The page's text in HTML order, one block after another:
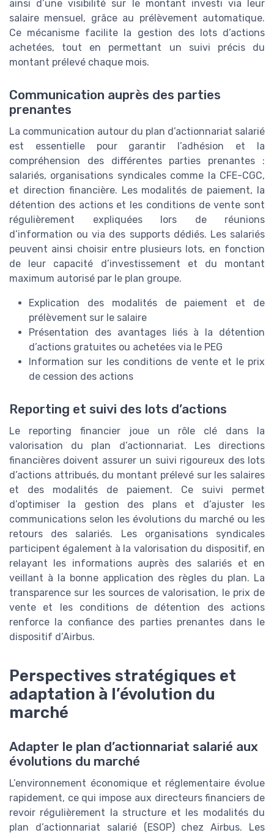
ainsi d’une visibilité sur le montant investi via leur
salaire mensuel, grâce au prélèvement automatique.
Ce mécanisme facilite la gestion des lots d’actions
achetées, tout en permettant un suivi précis du
montant prélevé chaque mois.
Communication auprès des parties
prenantes
La communication autour du plan d’actionnariat salarié
est essentielle pour garantir l’adhésion et la
compréhension des différentes parties prenantes :
salariés, organisations syndicales comme la CFE-CGC,
et direction financière. Les modalités de paiement, la
détention des actions et les conditions de vente sont
régulièrement expliquées lors de réunions
d’information ou via des supports dédiés. Les salariés
peuvent ainsi choisir entre plusieurs lots, en fonction
de leur capacité d’investissement et du montant
maximum autorisé par le plan groupe.
Explication des modalités de paiement et de
prélèvement sur le salaire
Présentation des avantages liés à la détention
d’actions gratuites ou achetées via le PEG
Information sur les conditions de vente et le prix
de cession des actions
Reporting et suivi des lots d’actions
Le reporting financier joue un rôle clé dans la
valorisation du plan d’actionnariat. Les directions
financières doivent assurer un suivi rigoureux des lots
d’actions attribués, du montant prélevé sur les salaires
et des modalités de paiement. Ce suivi permet
d’optimiser la gestion des plans et d’ajuster les
communications selon les évolutions du marché ou les
retours des salariés. Les organisations syndicales
participent également à la valorisation du dispositif, en
relayant les informations auprès des salariés et en
veillant à la bonne application des règles du plan. La
transparence sur les sources de valorisation, le prix de
vente et les conditions de détention des actions
renforce la confiance des parties prenantes dans le
dispositif d’Airbus.
Perspectives stratégiques et
adaptation à l’évolution du
marché
Adapter le plan d’actionnariat salarié aux
évolutions du marché
L’environnement économique et réglementaire évolue
rapidement, ce qui impose aux directeurs financiers de
revoir régulièrement la structure et les modalités du
plan d’actionnariat salarié (ESOP) chez Airbus. Les